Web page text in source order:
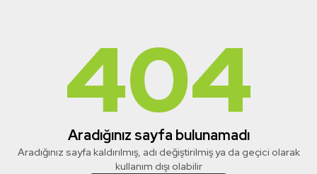
404
Aradığınız sayfa bulunamadı
Aradığınız sayfa kaldırılmış, adı değiştirilmiş ya da geçici olarak
kullanım dışı olabilir